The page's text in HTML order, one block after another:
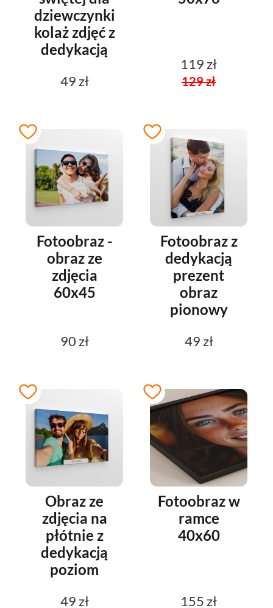
dziewczynki
kolaż zdjęć z
dedykacją
49 zł
119 zł
129 zł
Fotoobraz -
obraz ze
zdjęcia
60x45
90 zł
Fotoobraz z
dedykacją
prezent
obraz
pionowy
49 zł
Obraz ze
zdjęcia na
płótnie z
dedykacją
poziom
49 zł
Fotoobraz w
ramce
40x60
155 zł